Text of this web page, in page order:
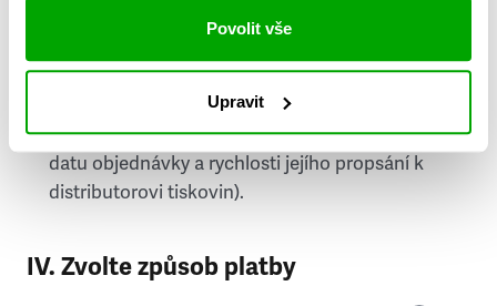
Povolit vše
Upravit
doručování týdeníku Respekt v tištěné verzi, na
první vydání ve vaší schránce se můžete těšit
příští, nejpozději přespříští týden (v závislosti na
datu objednávky a rychlosti jejího propsání k
distributorovi tiskovin).
IV. Zvolte způsob platby